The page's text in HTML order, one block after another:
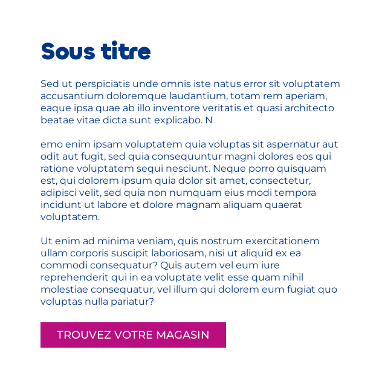
Sous titre
Sed ut perspiciatis unde omnis iste natus error sit voluptatem
accusantium doloremque laudantium, totam rem aperiam,
eaque ipsa quae ab illo inventore veritatis et quasi architecto
beatae vitae dicta sunt explicabo. N
emo enim ipsam voluptatem quia voluptas sit aspernatur aut
odit aut fugit, sed quia consequuntur magni dolores eos qui
ratione voluptatem sequi nesciunt. Neque porro quisquam
est, qui dolorem ipsum quia dolor sit amet, consectetur,
adipisci velit, sed quia non numquam eius modi tempora
incidunt ut labore et dolore magnam aliquam quaerat
voluptatem.
Ut enim ad minima veniam, quis nostrum exercitationem
ullam corporis suscipit laboriosam, nisi ut aliquid ex ea
commodi consequatur? Quis autem vel eum iure
reprehenderit qui in ea voluptate velit esse quam nihil
molestiae consequatur, vel illum qui dolorem eum fugiat quo
voluptas nulla pariatur?
TROUVEZ VOTRE MAGASIN